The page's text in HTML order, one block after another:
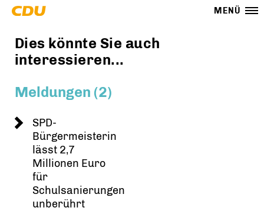
MENÜ
Dies könnte Sie auch
interessieren...
Meldungen (2)
SPD-
Bürgermeisterin
lässt 2,7
Millionen Euro
für
Schulsanierungen
unberührt